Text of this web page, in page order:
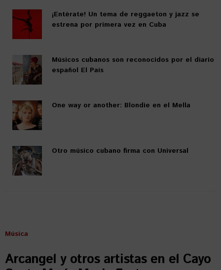
¡Entérate! Un tema de reggaeton y jazz se
estrena por primera vez en Cuba
Músicos cubanos son reconocidos por el diario
español El País
One way or another: Blondie en el Mella
Otro músico cubano firma con Universal
Música
Arcangel y otros artistas en el Cayo